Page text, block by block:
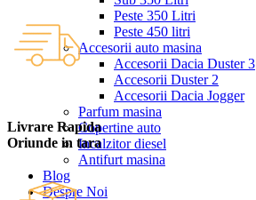
Peste 350 Litri
Peste 450 litri
Accesorii auto masina
Accesorii Dacia Duster 3
Accesorii Duster 2
Accesorii Dacia Jogger
Parfum masina
Copertine auto
Incalzitor diesel
Antifurt masina
Blog
Despre Noi
Livrare Rapida
Oriunde in tara